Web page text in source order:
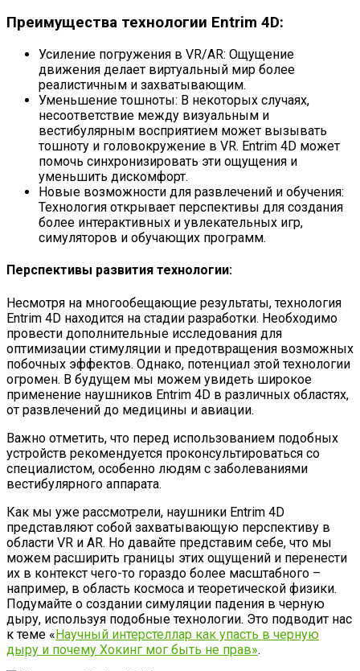
Преимущества технологии Entrim 4D:
Усиление погружения в VR/AR: Ощущение
движения делает виртуальный мир более
реалистичным и захватывающим.
Уменьшение тошноты: В некоторых случаях,
несоответствие между визуальным и
вестибулярным восприятием может вызывать
тошноту и головокружение в VR. Entrim 4D может
помочь синхронизировать эти ощущения и
уменьшить дискомфорт.
Новые возможности для развлечений и обучения:
Технология открывает перспективы для создания
более интерактивных и увлекательных игр,
симуляторов и обучающих программ.
Перспективы развития технологии:
Несмотря на многообещающие результаты, технология
Entrim 4D находится на стадии разработки. Необходимо
провести дополнительные исследования для
оптимизации стимуляции и предотвращения возможных
побочных эффектов. Однако, потенциал этой технологии
огромен. В будущем мы можем увидеть широкое
применение наушников Entrim 4D в различных областях,
от развлечений до медицины и авиации.
Важно отметить, что перед использованием подобных
устройств рекомендуется проконсультироваться со
специалистом, особенно людям с заболеваниями
вестибулярного аппарата.
Как мы уже рассмотрели, наушники Entrim 4D
представляют собой захватывающую перспективу в
области VR и AR. Но давайте представим себе, что мы
можем расширить границы этих ощущений и перенести
их в контекст чего-то гораздо более масштабного –
например, в область космоса и теоретической физики.
Подумайте о создании симуляции падения в черную
дыру, используя подобные технологии. Это подводит нас
к теме «Научный интерстеллар как упасть в черную
дыру и почему Хокинг мог быть не прав».